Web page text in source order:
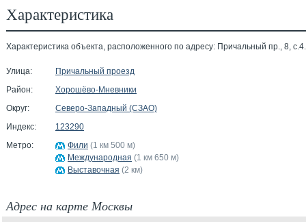
Характеристика
Характеристика объекта, расположенного по адресу: Причальный пр., 8, с.4.
Улица:
Причальный проезд
Район:
Хорошёво-Мневники
Округ:
Северо-Западный (СЗАО)
Индекс:
123290
Метро:
Фили (1 км 500 м)
Международная (1 км 650 м)
Выставочная (2 км)
Адрес на карте Москвы